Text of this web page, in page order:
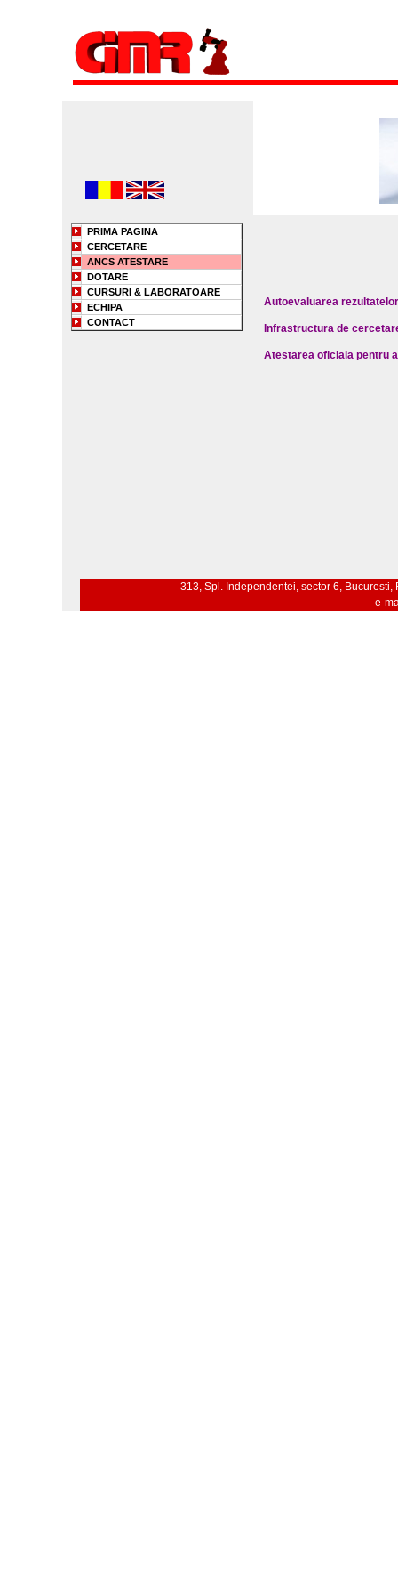
Autoevaluarea
Infrastructura de
Atestarea oficiala pentru
PRIMA PAGINA
CERCETARE
ANCS ATESTARE
DOTARE
CURSURI & LABORATOARE
ECHIPA
CONTACT
313, Spl. Independentei, sector 6,
e-